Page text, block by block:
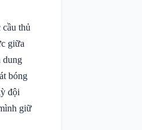
thủ
giữa
dung
bóng
đội
giữ